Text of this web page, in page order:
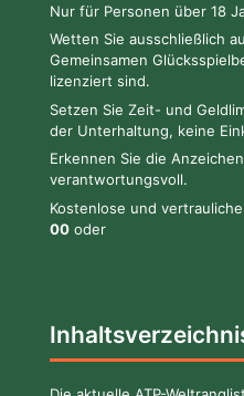
Nur für Personen über 18
Wetten Sie ausschließlich
Gemeinsamen
lizenziert sind.
Setzen Sie Zeit- und
der Unterhaltung, keine
Erkennen Sie die
verantwortungsvoll.
Kostenlose und
00 oder